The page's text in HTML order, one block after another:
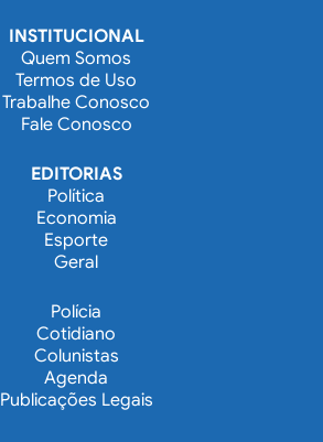
INSTITUCIONAL
Quem Somos
Termos de Uso
Trabalhe Conosco
Fale Conosco
EDITORIAS
Política
Economia
Esporte
Geral
Polícia
Cotidiano
Colunistas
Agenda
Publicações Legais